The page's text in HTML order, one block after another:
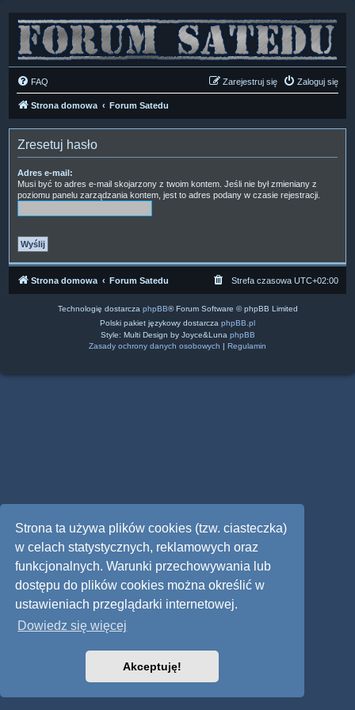
Strona ta używa plików cookies (tzw. ciasteczka)
w celach statystycznych, reklamowych oraz
funkcjonalnych. Warunki przechowywania lub
dostępu do plików cookies można określić w
ustawieniach przeglądarki internetowej.
Dowiedz się więcej
Akceptuję!
FAQ Zaloguj się
Zarejestruj się
Strona domowa Forum Satedu
Zresetuj hasło
Adres e-mail:
Musi być to adres e-mail skojarzony z twoim kontem. Jeśli nie był zmieniany z
poziomu panelu zarządzania kontem, jest to adres podany w czasie rejestracji.
Strona domowa Forum Satedu Strefa czasowa UTC+02:00
Technologię dostarcza phpBB® Forum Software © phpBB Limited
Polski pakiet językowy dostarcza phpBB.pl
Style: Multi Design by Joyce&Luna phpBB
Zasady ochrony danych osobowych | Regulamin